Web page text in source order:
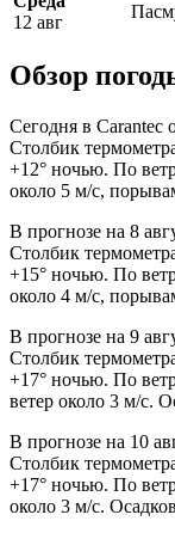
12 авг
Обзор
Сегодня в Carantec
Столбик
+12° ночью. По
около 5 м/с,
В прогнозе на 8
Столбик
+15° ночью. По
около 4 м/с,
В прогнозе на 9
Столбик
+17° ночью. По
ветер около 3 м/с.
В прогнозе на 10
Столбик
+17° ночью. По
около 3 м/с.